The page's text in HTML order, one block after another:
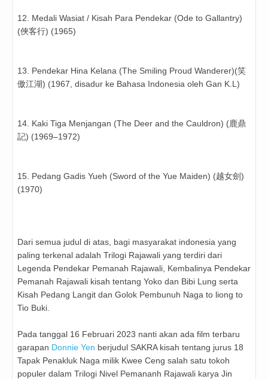
12. Medali Wasiat / Kisah Para Pendekar (Ode to Gallantry)
(俠客行) (1965)
13. Pendekar Hina Kelana (The Smiling Proud Wanderer)(笑
傲江湖) (1967, disadur ke Bahasa Indonesia oleh Gan K.L)
14. Kaki Tiga Menjangan (The Deer and the Cauldron) (鹿鼎
記) (1969–1972)
15. Pedang Gadis Yueh (Sword of the Yue Maiden) (越女劍)
(1970)
Dari semua judul di atas, bagi masyarakat indonesia yang
paling terkenal adalah Trilogi Rajawali yang terdiri dari
Legenda Pendekar Pemanah Rajawali, Kembalinya Pendekar
Pemanah Rajawali kisah tentang Yoko dan Bibi Lung serta
Kisah Pedang Langit dan Golok Pembunuh Naga to liong to
Tio Buki.
Pada tanggal 16 Februari 2023 nanti akan ada film terbaru
garapan Donnie Yen berjudul SAKRA kisah tentang jurus 18
Tapak Penakluk Naga milik Kwee Ceng salah satu tokoh
populer dalam Trilogi Nivel Pemananh Rajawali karya Jin